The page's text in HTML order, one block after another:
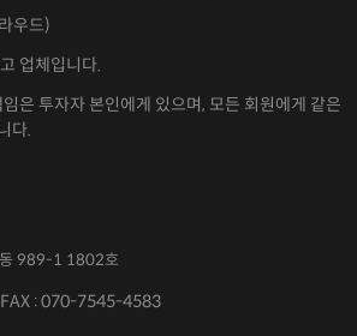
우드)
업체입니다.
은 투자자 본인에게 있으며, 모든 회원에게 같은
다.
동 989-1 1802호
: 070-7545-4583